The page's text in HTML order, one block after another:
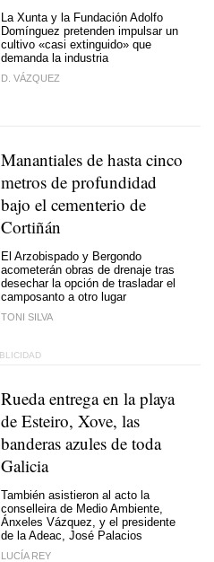
La Xunta y la Fundación Adolfo
Domínguez pretenden impulsar un
cultivo «casi extinguido» que
demanda la industria
D. VÁZQUEZ
Manantiales de hasta cinco
metros de profundidad
bajo el cementerio de
Cortiñán
El Arzobispado y Bergondo
acometerán obras de drenaje tras
desechar la opción de trasladar el
camposanto a otro lugar
TONI SILVA
Rueda entrega en la playa
de Esteiro, Xove, las
banderas azules de toda
Galicia
También asistieron al acto la
conselleira de Medio Ambiente,
Ánxeles Vázquez, y el presidente
de la Adeac, José Palacios
LUCÍA REY